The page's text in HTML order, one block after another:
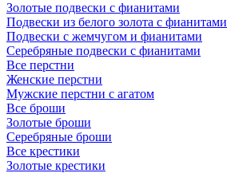
Золотые подвески с фианитами
Подвески из белого золота с фианитами
Подвески с жемчугом и фианитами
Серебряные подвески с фианитами
Все перстни
Женские перстни
Мужские перстни с агатом
Все броши
Золотые броши
Серебряные броши
Все крестики
Золотые крестики